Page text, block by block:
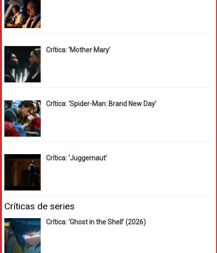
Crítica: ‘Mother Mary’
Crítica: ‘Spider-Man: Brand New Day’
Crítica: ‘Juggernaut’
Críticas de series
Crítica: ‘Ghost in the Shell’ (2026)